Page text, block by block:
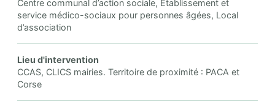
Centre communal d’action sociale, Etablissement et
service médico-sociaux pour personnes âgées, Local
d’association
Lieu d'intervention
CCAS, CLICS mairies. Territoire de proximité : PACA et
Corse